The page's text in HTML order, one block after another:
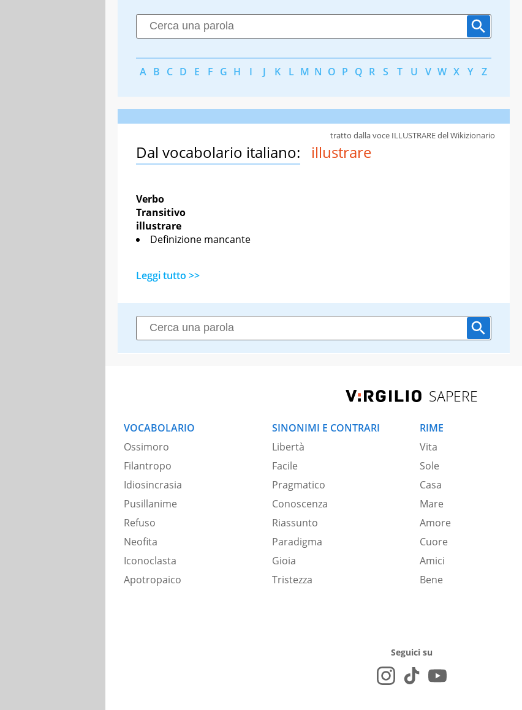
A B C D E F G H I J K L M N O P Q R S T U V W X Y Z
Dal vocabolario italiano: illustrare
Verbo
Transitivo
illustrare
Definizione mancante
Leggi tutto >>
tratto dalla voce ILLUSTRARE del Wikizionario
SAPERE
VOCABOLARIO
Ossimoro
Filantropo
Idiosincrasia
Pusillanime
Refuso
Neofita
Iconoclasta
Apotropaico
SINONIMI E CONTRARI
Libertà
Facile
Pragmatico
Conoscenza
Riassunto
Paradigma
Gioia
Tristezza
RIME
Vita
Sole
Casa
Mare
Amore
Cuore
Amici
Bene
Seguici su